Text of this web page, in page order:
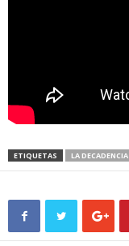
ETIQUETAS LA DECADENCIA